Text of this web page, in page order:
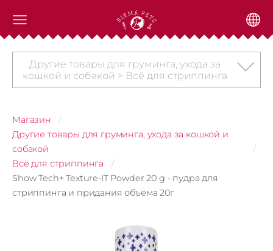
Другие товары для груминга, ухода за
кошкой и собакой > Всё для стриппинга
Магазин
Другие товары для груминга, ухода за кошкой и
собакой
Всё для стриппинга
Show Tech+ Texture-IT Powder 20 g - пудра для
стриппинга и придания объёма 20г